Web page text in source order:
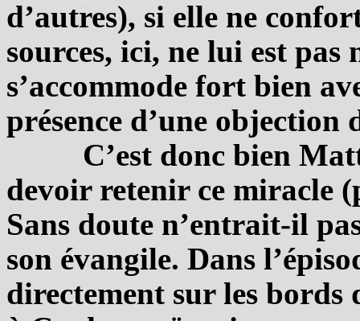
d’autres), si elle ne
sources, ici, ne lui est
s’accommode fort bien
présence d’une objection
C’est donc bien
devoir retenir ce miracle
Sans doute n’entrait-il
son évangile. Dans
directement sur les bords